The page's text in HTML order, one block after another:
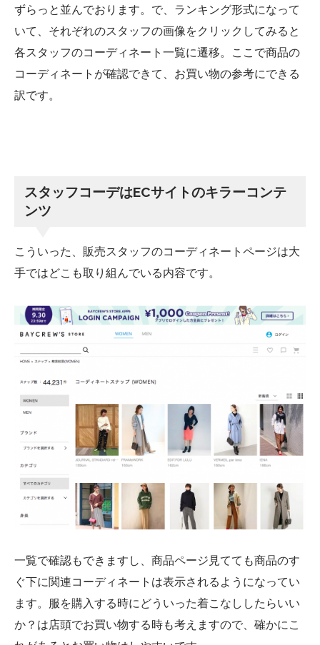
ずらっと並んでおります。で、ランキング形式になって
いて、それぞれのスタッフの画像をクリックしてみると
各スタッフのコーディネート一覧に遷移。ここで商品の
コーディネートが確認できて、お買い物の参考にできる
訳です。
スタッフコーデはECサイトのキラーコンテ
ンツ
こういった、販売スタッフのコーディネートページは大
手ではどこも取り組んでいる内容です。
一覧で確認もできますし、商品ページ見てても商品のす
ぐ下に関連コーディネートは表示されるようになってい
ます。服を購入する時にどういった着こなししたらいい
か？は店頭でお買い物する時も考えますので、確かにこ